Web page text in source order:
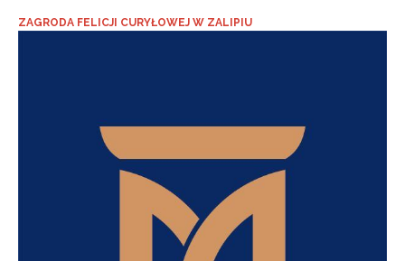
ZAGRODA FELICJI CURYŁOWEJ W ZALIPIU